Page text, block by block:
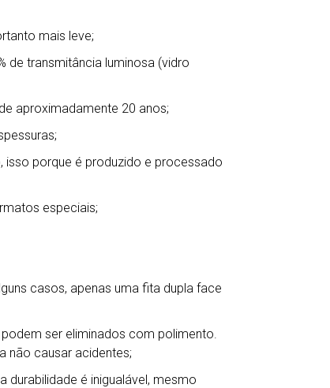
mais leve;
de transmitância luminosa (vidro
aproximadamente 20 anos;
porque é produzido e processado
especiais;
casos, apenas uma fita dupla face
ser eliminados com polimento.
não causar acidentes;
durabilidade é inigualável, mesmo